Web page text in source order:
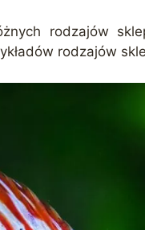
rodzajów
rodzajów